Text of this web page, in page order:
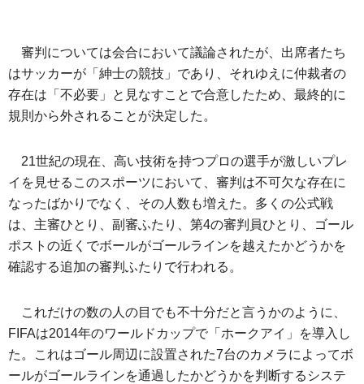
審判については会合において議論されたが、出席者たち
はサッカーが「紳士の競技」であり、それゆえに仲裁者の
存在は「不必要」と見なすことで合意したため、最終的に
規則から外されることが決定した。
21世紀の現在、高い技術を持つプロの選手が激しいプレ
イを見せるこのスポーツにおいて、審判は不可欠な存在に
なったばかりでなく、その人数も増えた。多くの公式戦
は、主審ひとり、副審ふたり、第4の審判員ひとり、ゴール
ポストの近くでボールがゴールラインを越えたかどうかを
確認する追加の審判ふたりで行われる。
これだけの数の人の目でも不十分だと言うかのように、
FIFAは2014年のワールドカップで「ホークアイ」を導入し
た。これはゴール周辺に設置された7台のカメラによってボ
ールがゴールラインを通過したかどうかを判断するシステ